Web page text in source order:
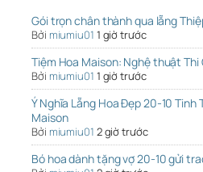
Gói trọn chân thành qua lẵng
Bởi miumiu01 1 giờ trước
Tiệm Hoa Maison: Nghệ thuật
Bởi miumiu01 1 giờ trước
Ý Nghĩa Lẵng Hoa Đẹp 20-10 Tinh
Maison
Bởi miumiu01 2 giờ trước
Bó hoa dành tặng vợ 20-10 gửi